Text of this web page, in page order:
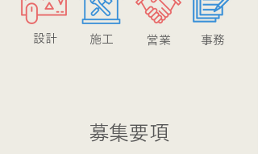
​設計 ​施工 ​営業 ​事務
​募集要項